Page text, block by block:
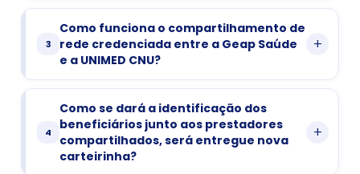
estratégica que beneficia usuários
da operadora de saúde. Essa
parceria permite o
compartilhamento da rede
credenciada da UNIMED CNU, ou
seja, os beneficiários da Geap
Saúde podem utilizar os serviços
Acesso
Ampliado:
Os beneficiários têm acesso a uma
rede maior de hospitais,
laboratórios, clínicas e médicos,
atendimento.
Maior
Conveniência:
Com mais prestadores de
serviços disponíveis, é mais fácil
encontrar atendimento próximo
3
Como funciona o compartilhamento de
rede credenciada entre a Geap Saúde
e a UNIMED CNU?
+
Identificação:
Para utilizar a rede
compartilhada, o beneficiário
GEAP precisa apresentar sua
4
Como se dará a identificação dos
beneficiários junto aos prestadores
compartilhados, será entregue nova
carteirinha?
+